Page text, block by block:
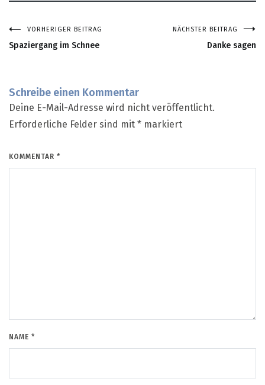
Beitragsnavigation
VORHERIGER BEITRAG
Spaziergang im Schnee
NÄCHSTER BEITRAG
Danke sagen
Schreibe einen Kommentar
Deine E-Mail-Adresse wird nicht veröffentlicht.
Erforderliche Felder sind mit * markiert
KOMMENTAR *
NAME *